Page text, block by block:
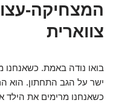
המצחיקה-
צווארית
בואו נודה באמת. כשאנחנו
ישר על הגב התחתון. הוא
כשאנחנו מרימים את